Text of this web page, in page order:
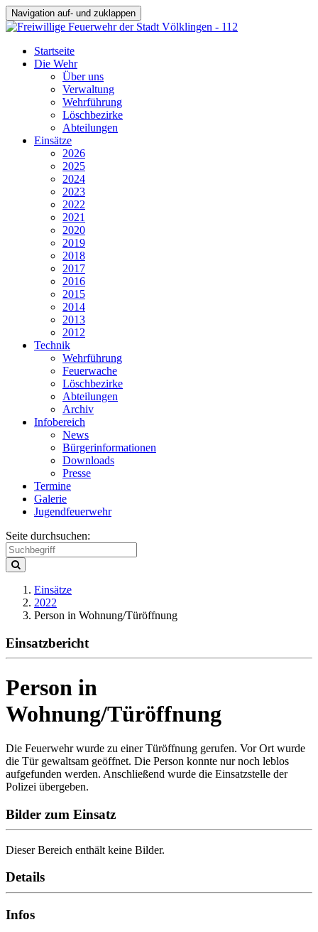
Navigation auf- und zuklappen
Startseite
Die Wehr
Über uns
Verwaltung
Wehrführung
Löschbezirke
Abteilungen
Einsätze
2026
2025
2024
2023
2022
2021
2020
2019
2018
2017
2016
2015
2014
2013
2012
Technik
Wehrführung
Feuerwache
Löschbezirke
Abteilungen
Archiv
Infobereich
News
Bürgerinformationen
Downloads
Presse
Termine
Galerie
Jugendfeuerwehr
Seite durchsuchen:
Einsätze
2022
Person in Wohnung/Türöffnung
Einsatzbericht
Person in
Wohnung/Türöffnung
Die Feuerwehr wurde zu einer Türöffnung gerufen. Vor Ort wurde
die Tür gewaltsam geöffnet. Die Person konnte nur noch leblos
aufgefunden werden. Anschließend wurde die Einsatzstelle der
Polizei übergeben.
Bilder zum Einsatz
Dieser Bereich enthält keine Bilder.
Details
Infos